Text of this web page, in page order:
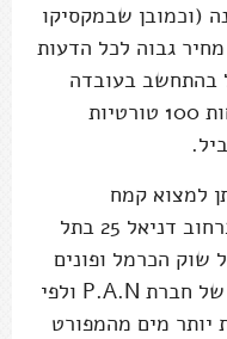
וצפונה (וכמובן שבמקסיקו
גבוה לכל הדעות
בהתחשב בעובדה
שהמחיר הזה מתחלק על פני לפחות 100 טורטיות
למצוא קמח
לטורטיות גם בחנות האסיאתית ברחוב דניאל 25 בתל
שוק הכרמל ופונים
ימינה). זהו קמח באריזה צהובה של חברת P.A.N ולפי
יותר מים מהמפורט